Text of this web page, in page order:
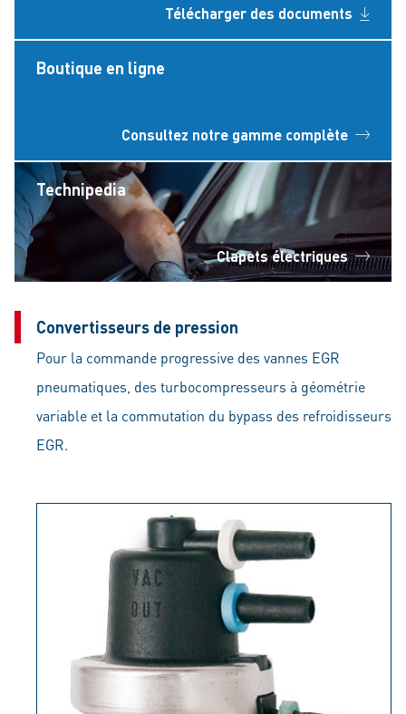
Télécharger des documents
Boutique en ligne
Consultez notre gamme complète
Technipedia
Clapets électriques
Convertisseurs de pression
Pour la commande progressive des vannes EGR
pneumatiques, des turbocompresseurs à géométrie
variable et la commutation du bypass des refroidisseurs
EGR.